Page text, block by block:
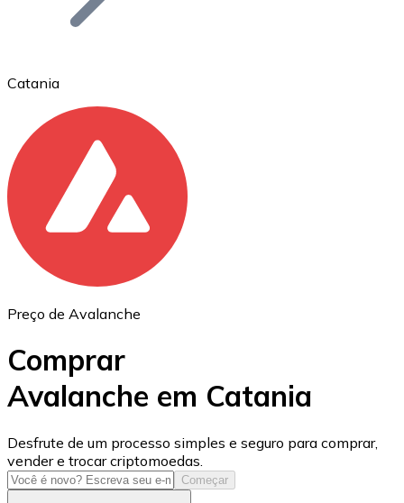
Ethereum
ETH
USD Coin
USDC
Catania
Preço de Avalanche
Comprar
Avalanche em Catania
Desfrute de um processo simples e seguro para comprar,
vender e trocar criptomoedas.
Começar